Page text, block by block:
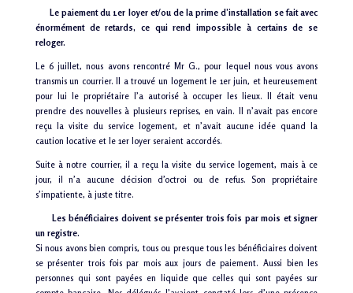
Le paiement du 1er loyer et/ou de la prime d’installation se fait avec
énormément de retards, ce qui rend impossible à certains de se
reloger.
Le 6 juillet, nous avons rencontré Mr G., pour lequel nous vous avons
transmis un courrier. Il a trouvé un logement le 1er juin, et heureusement
pour lui le propriétaire l’a autorisé à occuper les lieux. Il était venu
prendre des nouvelles à plusieurs reprises, en vain. Il n’avait pas encore
reçu la visite du service logement, et n’avait aucune idée quand la
caution locative et le 1er loyer seraient accordés.
Suite à notre courrier, il a reçu la visite du service logement, mais à ce
jour, il n’a aucune décision d’octroi ou de refus. Son propriétaire
s’impatiente, à juste titre.
Les bénéficiaires doivent se présenter trois fois par mois et signer
un registre.
Si nous avons bien compris, tous ou presque tous les bénéficiaires doivent
se présenter trois fois par mois aux jours de paiement. Aussi bien les
personnes qui sont payées en liquide que celles qui sont payées sur